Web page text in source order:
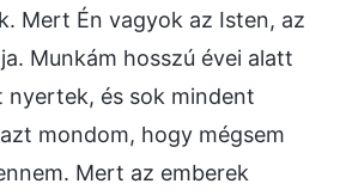
Mert Én vagyok az Isten, az
Munkám hosszú évei alatt
nyertek, és sok mindent
mondom, hogy mégsem
Mert az emberek